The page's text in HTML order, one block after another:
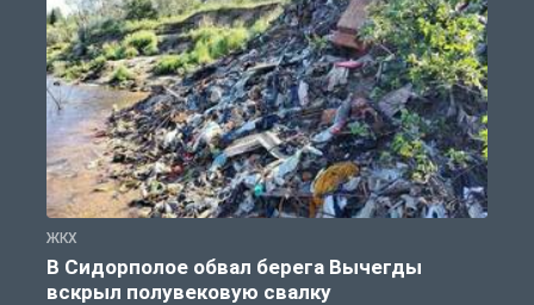
ЖКХ
В Сидорполое обвал берега Вычегды
вскрыл полувековую свалку